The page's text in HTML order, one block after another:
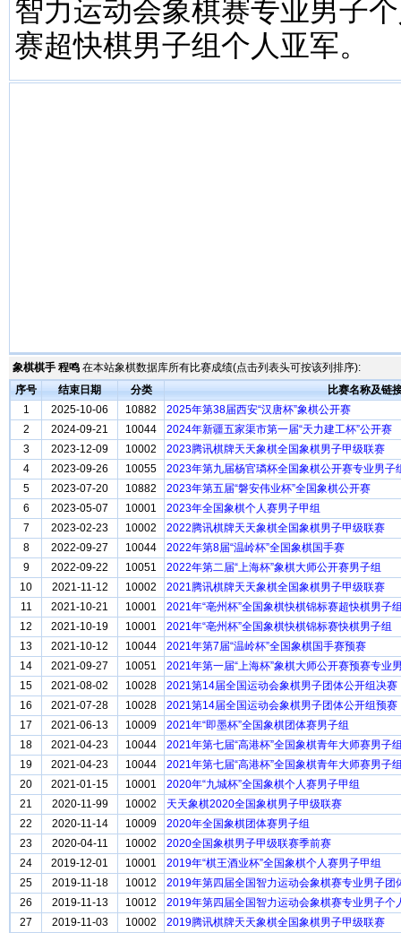
智力运动会象棋赛专业男子
赛超快棋男子组个人亚军。
象棋棋手 程鸣 在本站象棋数据库所有比赛成绩(点击列表头可按该列排序):
序号
结束日期 分类
比赛名称及链
1
2025-10-06 10882
2025年第38届西安“汉唐杯”象棋公开赛
2
2024-09-21 10044
2024年新疆五家渠市第一届“天力建工杯”公开赛
3
2023-12-09 10002
2023腾讯棋牌天天象棋全国象棋男子甲级联赛
4
2023-09-26 10055
2023年第九届杨官璘杯全国象棋公开赛专业男子
5
2023-07-20 10882
2023年第五届“磐安伟业杯”全国象棋公开赛
6
2023-05-07 10001
2023年全国象棋个人赛男子甲组
7
2023-02-23 10002
2022腾讯棋牌天天象棋全国象棋男子甲级联赛
8
2022-09-27 10044
2022年第8届“温岭杯”全国象棋国手赛
9
2022-09-22 10051
2022年第二届“上海杯”象棋大师公开赛男子组
10
2021-11-12 10002
2021腾讯棋牌天天象棋全国象棋男子甲级联赛
11
2021-10-21 10001
2021年“亳州杯”全国象棋快棋锦标赛超快棋男子
12
2021-10-19 10001
2021年“亳州杯”全国象棋快棋锦标赛快棋男子组
13
2021-10-12 10044
2021年第7届“温岭杯”全国象棋国手赛预赛
14
2021-09-27 10051
2021年第一届“上海杯”象棋大师公开赛预赛专业
15
2021-08-02 10028
2021第14届全国运动会象棋男子团体公开组决赛
16
2021-07-28 10028
2021第14届全国运动会象棋男子团体公开组预赛
17
2021-06-13 10009
2021年“即墨杯”全国象棋团体赛男子组
18
2021-04-23 10044
2021年第七届“高港杯”全国象棋青年大师赛男子
19
2021-04-23 10044
2021年第七届“高港杯”全国象棋青年大师赛男子
20
2021-01-15 10001
2020年“九城杯”全国象棋个人赛男子甲组
21
2020-11-99 10002
天天象棋2020全国象棋男子甲级联赛
22
2020-11-14 10009
2020年全国象棋团体赛男子组
23
2020-04-11 10002
2020全国象棋男子甲级联赛季前赛
24
2019-12-01 10001
2019年“棋王酒业杯”全国象棋个人赛男子甲组
25
2019-11-18 10012
2019年第四届全国智力运动会象棋赛专业男子团
26
2019-11-13 10012
2019年第四届全国智力运动会象棋赛专业男子个
27
2019-11-03 10002
2019腾讯棋牌天天象棋全国象棋男子甲级联赛